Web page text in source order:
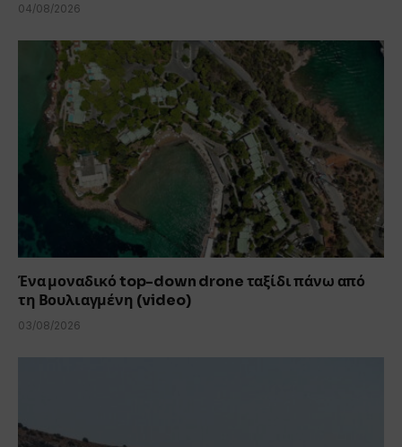
04/08/2026
Ένα μοναδικό top-down drone ταξίδι πάνω από
τη Βουλιαγμένη (video)
03/08/2026